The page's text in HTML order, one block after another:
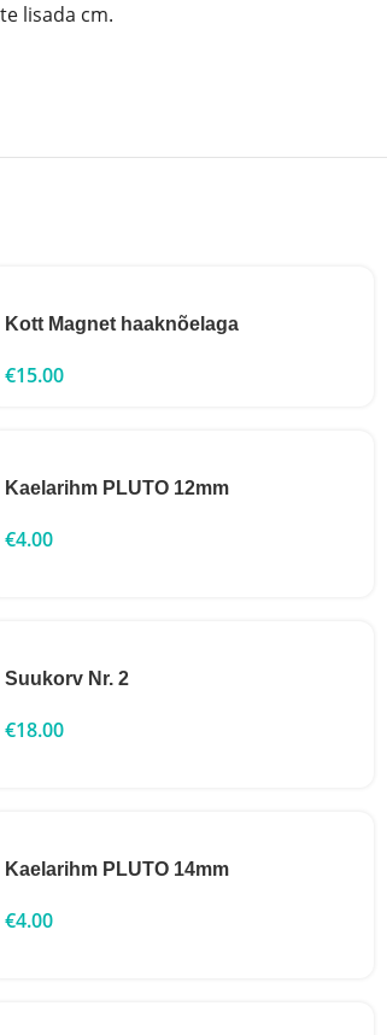
lisada cm.
Kott Magnet haaknõelaga
€15.00
Kaelarihm PLUTO 12mm
€4.00
Suukorv Nr. 2
€18.00
Kaelarihm PLUTO 14mm
€4.00